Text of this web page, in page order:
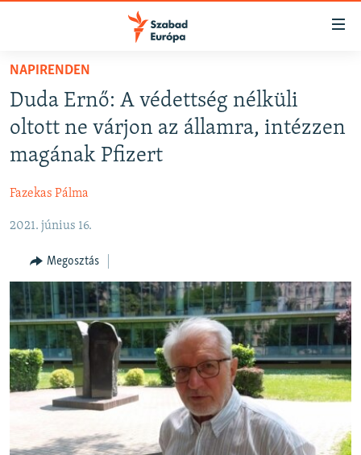
Akadálymentes
Ugrás
fő
oldalra
tartalomjegyzékre
NAPIRENDEN
AKTUÁLIS
PODCASTOK
ELEMZŐ
NER15
SZABADON
TÁRSADALOM
DEMOKRÁCIA
A PÉNZ NYOMÁBAN
EURÓPAI UNIÓ
VILÁG
KLÍMAVÁLTOZÁS
NAPIRENDEN
Duda Ernő: A védettség nélküli
oltott ne várjon az államra, intézzen
magának Pfizert
Fazekas Pálma
2021. június 16.
Megosztás
FELIRATKOZÁS